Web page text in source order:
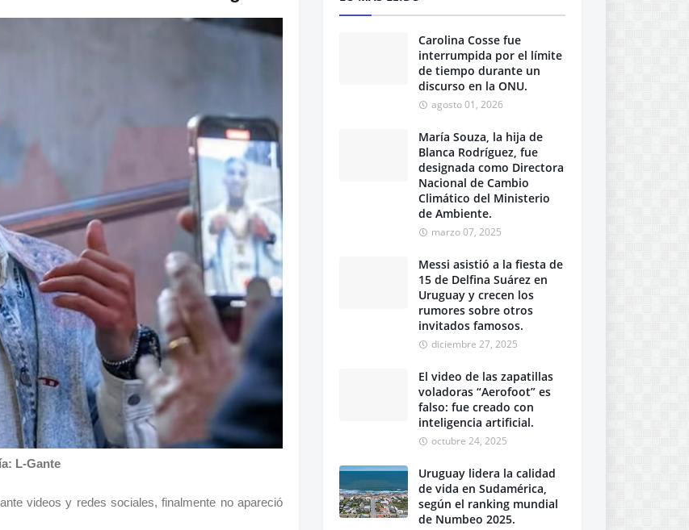
L-Gante
videos y redes sociales, finalmente no apareció
Carolina Cosse fue
interrumpida por el límite
de tiempo durante un
discurso en la ONU.
agosto 01, 2026
María Souza, la hija de
Blanca Rodríguez, fue
designada como Directora
Nacional de Cambio
Climático del Ministerio
de Ambiente.
marzo 07, 2025
Messi asistió a la fiesta de
15 de Delfina Suárez en
Uruguay y crecen los
rumores sobre otros
invitados famosos.
diciembre 27, 2025
El video de las zapatillas
voladoras “Aerofoot” es
falso: fue creado con
inteligencia artificial.
octubre 24, 2025
Uruguay lidera la calidad
de vida en Sudamérica,
según el ranking mundial
de Numbeo 2025.